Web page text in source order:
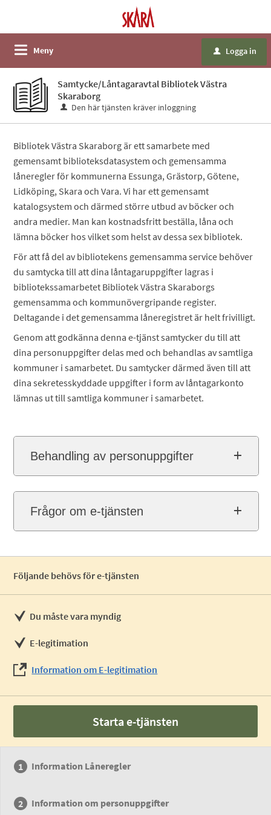
Meny u Logga in
Samtycke/Låntagaravtal Bibliotek Västra
Skaraborg
Den här tjänsten kräver inloggning
Bibliotek Västra Skaraborg är ett samarbete med
gemensamt biblioteksdatasystem och gemensamma
låneregler för kommunerna Essunga, Grästorp, Götene,
Lidköping, Skara och Vara. Vi har ett gemensamt
katalogsystem och därmed större utbud av böcker och
andra medier. Man kan kostnadsfritt beställa, låna och
lämna böcker hos vilket som helst av dessa sex bibliotek.
För att få del av bibliotekens gemensamma service behöver
du samtycka till att dina låntagaruppgifter lagras i
bibliotekssamarbetet Bibliotek Västra Skaraborgs
gemensamma och kommunövergripande register.
Deltagande i det gemensamma låneregistret är helt frivilligt.
Genom att godkänna denna e-tjänst samtycker du till att
dina personuppgifter delas med och behandlas av samtliga
kommuner i samarbetet. Du samtycker därmed även till att
dina sekretesskyddade uppgifter i form av låntagarkonto
lämnas ut till samtliga kommuner i samarbetet.
Behandling av personuppgifter
Frågor om e-tjänsten
Följande behövs för e-tjänsten
Du måste vara myndig
E-legitimation
Information om E-legitimation
Starta e-tjänsten
Information Låneregler
Information om personuppgifter